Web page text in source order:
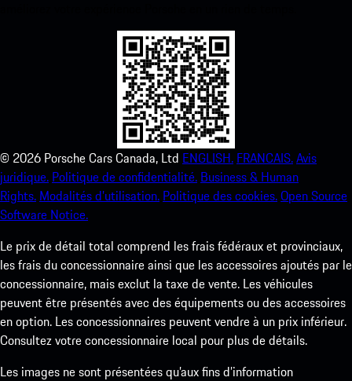
© 2026 Porsche Cars Canada, Ltd ENGLISH. FRANCAIS.Avis
juridique. Politique de confidentialité. Business & Human
Rights. Modalités d’utilisation. Politique des cookies.Open Source
Software Notice.
Le prix de détail total comprend les frais fédéraux et provinciaux,
les frais du concessionnaire ainsi que les accessoires ajoutés par le
concessionnaire, mais exclut la taxe de vente. Les véhicules
peuvent être présentés avec des équipements ou des accessoires
en option. Les concessionnaires peuvent vendre à un prix inférieur.
Consultez votre concessionnaire local pour plus de détails.
Les images ne sont présentées qu’aux fins d’information